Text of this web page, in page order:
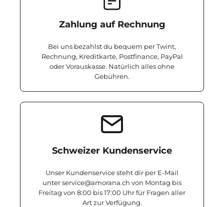
Zahlung auf Rechnung
Bei uns bezahlst du bequem per Twint,
Rechnung, Kreditkarte, Postfinance, PayPal
oder Vorauskasse. Natürlich alles ohne
Gebühren.
Schweizer Kundenservice
Unser Kundenservice steht dir per E-Mail
unter service@amorana.ch von Montag bis
Freitag von 8:00 bis 17:00 Uhr für Fragen aller
Art zur Verfügung.